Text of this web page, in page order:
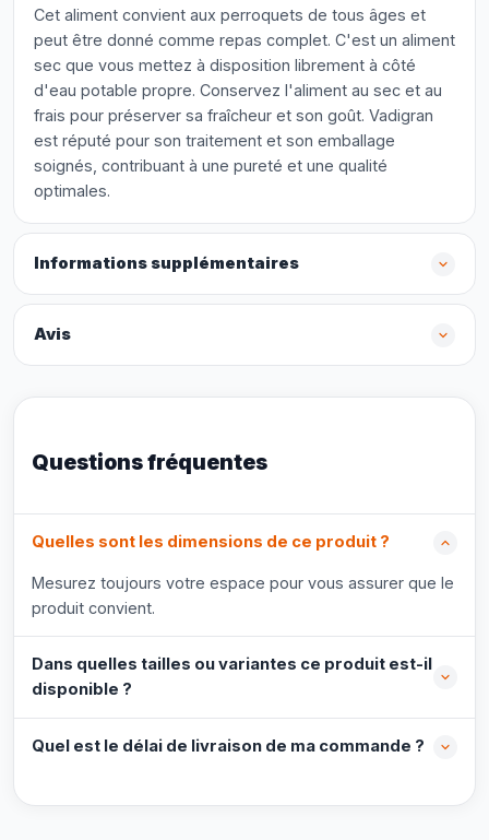
Cet aliment convient aux perroquets de tous âges et
peut être donné comme repas complet. C'est un aliment
sec que vous mettez à disposition librement à côté
d'eau potable propre. Conservez l'aliment au sec et au
frais pour préserver sa fraîcheur et son goût. Vadigran
est réputé pour son traitement et son emballage
soignés, contribuant à une pureté et une qualité
optimales.
Informations supplémentaires
Avis
Questions fréquentes
Quelles sont les dimensions de ce produit ?
Mesurez toujours votre espace pour vous assurer que le
produit convient.
Dans quelles tailles ou variantes ce produit est-il
disponible ?
Quel est le délai de livraison de ma commande ?